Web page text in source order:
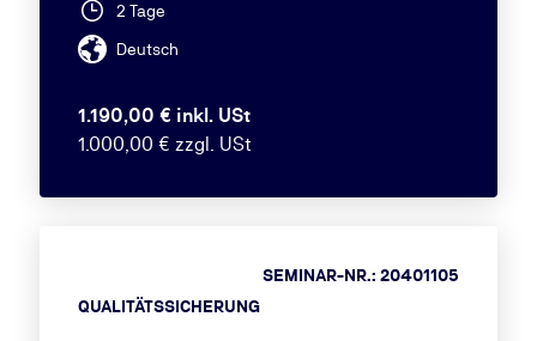
2 Tage
Deutsch
1.190,00 € inkl. USt
1.000,00 € zzgl. USt
QUALITÄTSSICHERUNG
SEMINAR-NR.: 20401105